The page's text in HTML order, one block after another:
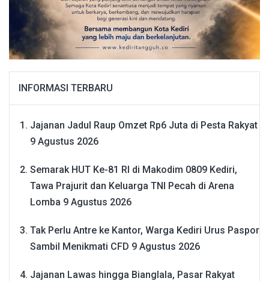
INFORMASI TERBARU
Jajanan Jadul Raup Omzet Rp6 Juta di Pesta Rakyat
9 Agustus 2026
Semarak HUT Ke-81 RI di Makodim 0809 Kediri,
Tawa Prajurit dan Keluarga TNI Pecah di Arena
Lomba 9 Agustus 2026
Tak Perlu Antre ke Kantor, Warga Kediri Urus Paspor
Sambil Menikmati CFD 9 Agustus 2026
Jajanan Lawas hingga Bianglala, Pasar Rakyat